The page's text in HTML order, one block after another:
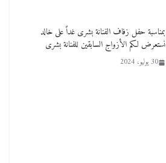
بمناسبة حفل زفاف الفنانة بشرى غداً على خالد
نستعرض لكم الأزواج السابقين للفنانة بشرى
30 يوليو، 2024